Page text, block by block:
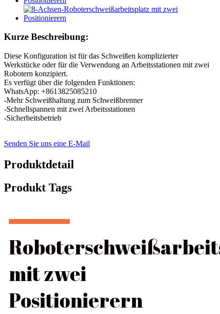
Kurze Beschreibung:
Diese Konfiguration ist für das Schweißen komplizierter
Werkstücke oder für die Verwendung an Arbeitsstationen mit zwei
Robotern konzipiert.
Es verfügt über die folgenden Funktionen:
WhatsApp: +8613825085210
-Mehr Schweißhaltung zum Schweißbrenner
-Schnellspannen mit zwei Arbeitsstationen
-Sicherheitsbetrieb
Senden Sie uns eine E-Mail
Produktdetail
Produkt Tags
mit zwei
Positionierern